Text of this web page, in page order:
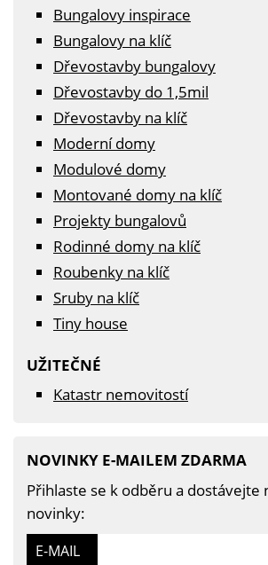
Bungalovy inspirace
Bungalovy na klíč
Dřevostavby bungalovy
Dřevostavby do 1,5mil
Dřevostavby na klíč
Moderní domy
Modulové domy
Montované domy na klíč
Projekty bungalovů
Rodinné domy na klíč
Roubenky na klíč
Sruby na klíč
Tiny house
UŽITEČNÉ
Katastr nemovitostí
NOVINKY E-MAILEM ZDARMA
Přihlaste se k odběru a dostávejte
novinky:
E-MAIL